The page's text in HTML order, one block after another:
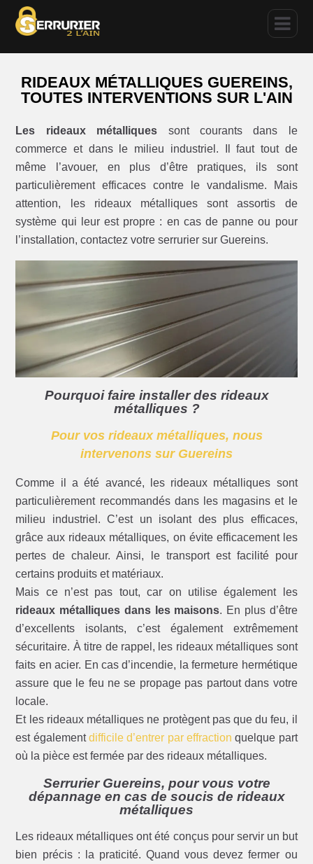
RIDEAUX MÉTALLIQUES GUEREINS,
TOUTES INTERVENTIONS SUR L'AIN
Les rideaux métalliques sont courants dans le
commerce et dans le milieu industriel. Il faut tout de
même l’avouer, en plus d’être pratiques, ils sont
particulièrement efficaces contre le vandalisme. Mais
attention, les rideaux métalliques sont assortis de
système qui leur est propre : en cas de panne ou pour
l’installation, contactez votre serrurier sur Guereins.
Pourquoi faire installer des rideaux
métalliques ?
Pour vos rideaux métalliques, nous
intervenons sur Guereins
Comme il a été avancé, les rideaux métalliques sont
particulièrement recommandés dans les magasins et le
milieu industriel. C’est un isolant des plus efficaces,
grâce aux rideaux métalliques, on évite efficacement les
pertes de chaleur. Ainsi, le transport est facilité pour
certains produits et matériaux.
Mais ce n’est pas tout, car on utilise également les
rideaux métalliques dans les maisons. En plus d’être
d’excellents isolants, c’est également extrêmement
sécuritaire. À titre de rappel, les rideaux métalliques sont
faits en acier. En cas d’incendie, la fermeture hermétique
assure que le feu ne se propage pas partout dans votre
locale.
Et les rideaux métalliques ne protègent pas que du feu, il
est égalementdifficile d’entrer par effraction quelque part
où la pièce est fermée par des rideaux métalliques.
Serrurier Guereins, pour vous votre
dépannage en cas de soucis de rideaux
métalliques
Les rideaux métalliques ont été conçus pour servir un but
bien précis : la praticité. Quand vous devez fermer ou